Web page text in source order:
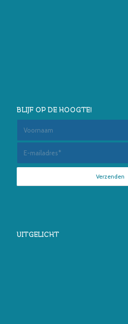
BLIJF OP DE HOOGTE!
UITGELICHT